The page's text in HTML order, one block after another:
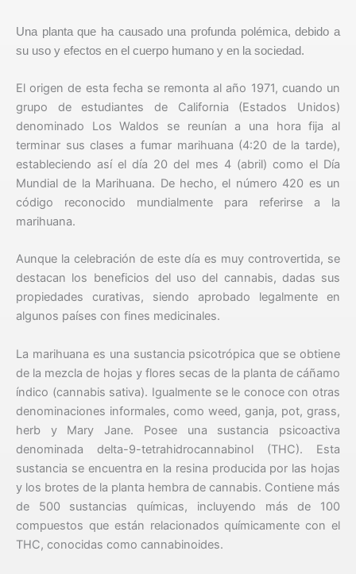
Una planta que ha causado una profunda polémica, debido a
su uso y efectos en el cuerpo humano y en la sociedad.
El origen de esta fecha se remonta al año 1971, cuando un
grupo de estudiantes de California (Estados Unidos)
denominado Los Waldos se reunían a una hora fija al
terminar sus clases a fumar marihuana (4:20 de la tarde),
estableciendo así el día 20 del mes 4 (abril) como el Día
Mundial de la Marihuana. De hecho, el número 420 es un
código reconocido mundialmente para referirse a la
marihuana.
Aunque la celebración de este día es muy controvertida, se
destacan los beneficios del uso del cannabis, dadas sus
propiedades curativas, siendo aprobado legalmente en
algunos países con fines medicinales.
La marihuana es una sustancia psicotrópica que se obtiene
de la mezcla de hojas y flores secas de la planta de cáñamo
índico (cannabis sativa). Igualmente se le conoce con otras
denominaciones informales, como weed, ganja, pot, grass,
herb y Mary Jane. Posee una sustancia psicoactiva
denominada delta-9-tetrahidrocannabinol (THC). Esta
sustancia se encuentra en la resina producida por las hojas
y los brotes de la planta hembra de cannabis. Contiene más
de 500 sustancias químicas, incluyendo más de 100
compuestos que están relacionados químicamente con el
THC, conocidas como cannabinoides.